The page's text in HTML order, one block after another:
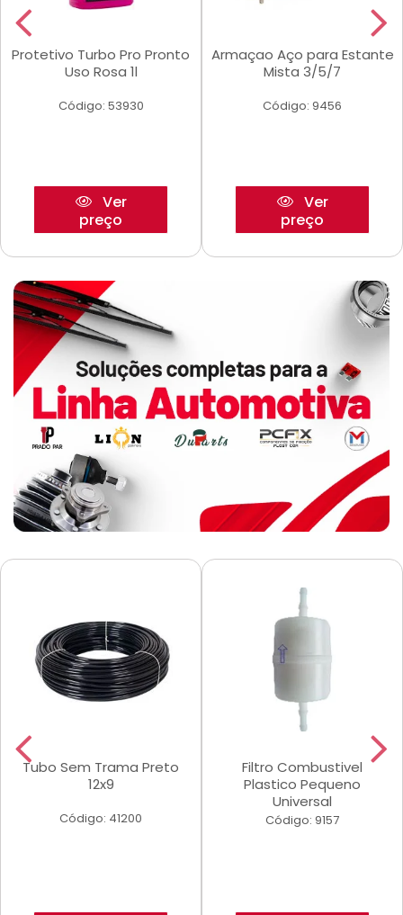
Protetivo Turbo Pro Pronto
Uso Rosa 1l
Código: 53930
Ver
preço
Armaçao Aço para Estante
Mista 3/5/7
Código: 9456
Ver
preço
Tubo Sem Trama Preto
12x9
Código: 41200
Filtro Combustivel
Plastico Pequeno
Universal
Código: 9157